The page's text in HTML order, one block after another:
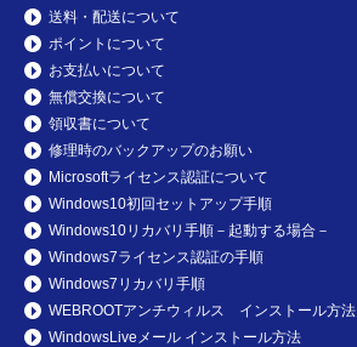
送料・配送について
ポイントについて
お支払いについて
無償交換について
領収書について
修理時のバックアップのお願い
Microsoftライセンス認証について
Windows10初回セットアップ手順
Windows10リカバリ手順－起動する場合－
Windows7ライセンス認証の手順
Windows7リカバリ手順
WEBROOTアンチウィルス インストール方法
WindowsLiveメール インストール方法